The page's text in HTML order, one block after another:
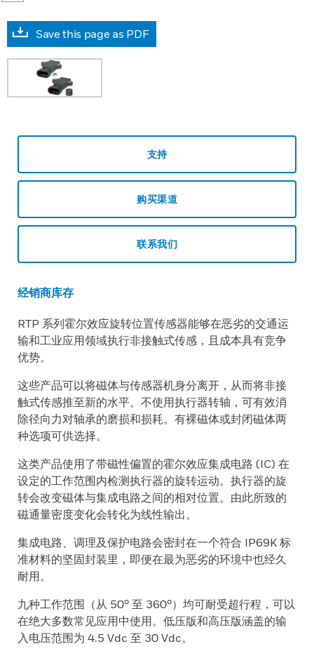
Save this page as PDF
支持
购买渠道
联系我们
经销商库存
RTP 系列霍尔效应旋转位置传感器能够在恶劣的交通运
输和工业应用领域执行非接触式传感，且成本具有竞争
优势。
这些产品可以将磁体与传感器机身分离开，从而将非接
触式传感推至新的水平。不使用执行器转轴，可有效消
除径向力对轴承的磨损和损耗。有裸磁体或封闭磁体两
种选项可供选择。
这类产品使用了带磁性偏置的霍尔效应集成电路 (IC) 在
设定的工作范围内检测执行器的旋转运动。执行器的旋
转会改变磁体与集成电路之间的相对位置。由此所致的
磁通量密度变化会转化为线性输出。
集成电路、调理及保护电路会密封在一个符合 IP69K 标
准材料的坚固封装里，即便在最为恶劣的环境中也经久
耐用。
九种工作范围（从 50° 至 360°）均可耐受超行程，可以
在绝大多数常见应用中使用。低压版和高压版涵盖的输
入电压范围为 4.5 Vdc 至 30 Vdc。